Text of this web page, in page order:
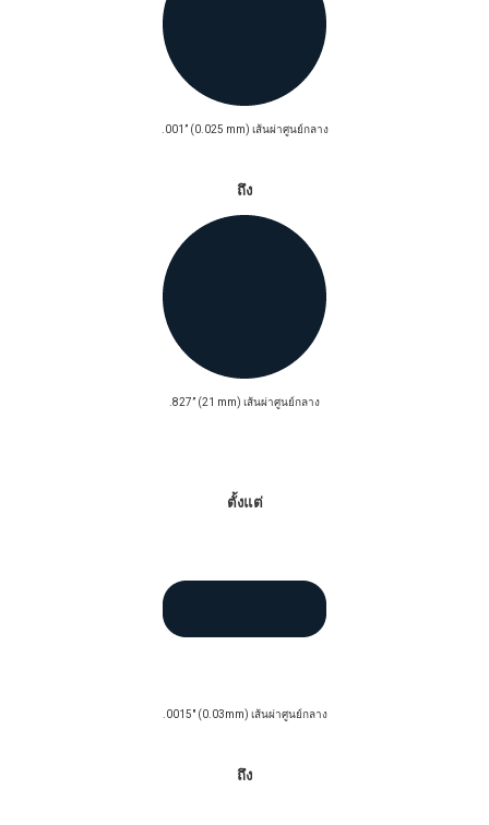
.001” (0.025 mm) เส้นผ่าศูนย์กลาง
ถึง
.827” (21 mm) เส้นผ่าศูนย์กลาง
ตั้งแต่
.0015" (0.03mm) เส้นผ่าศูนย์กลาง
ถึง